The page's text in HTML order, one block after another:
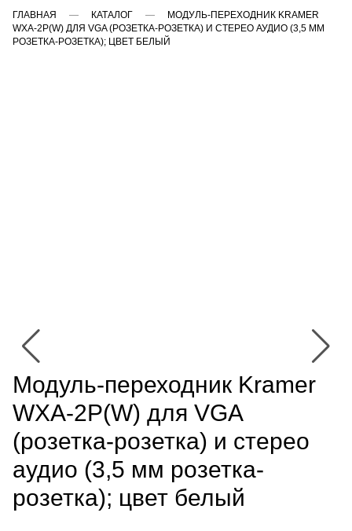
ГЛАВНАЯ КАТАЛОГ
МОДУЛЬ-ПЕРЕХОДНИК KRAMER
WXA-2P(W) ДЛЯ VGA (РОЗЕТКА-РОЗЕТКА) И СТЕРЕО АУДИО (3,5 ММ
РОЗЕТКА-РОЗЕТКА); ЦВЕТ БЕЛЫЙ
Модуль-переходник Kramer
WXA-2P(W) для VGA
(розетка-розетка) и стерео
аудио (3,5 мм розетка-
розетка); цвет белый